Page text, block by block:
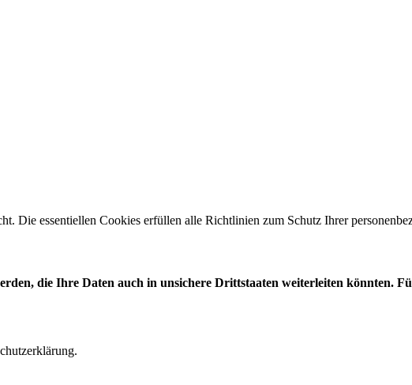
Die essentiellen Cookies erfüllen alle Richtlinien zum Schutz Ihrer
die Ihre Daten auch in unsichere Drittstaaten weiterleiten könnten.